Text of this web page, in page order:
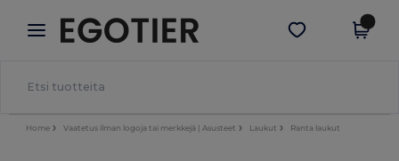
× Egotier-sovellus
Paremmat hinnat appissa!
Hae sovellus
Home Vaatetus ilman logoja tai merkkejä | Asusteet Laukut Ranta laukut